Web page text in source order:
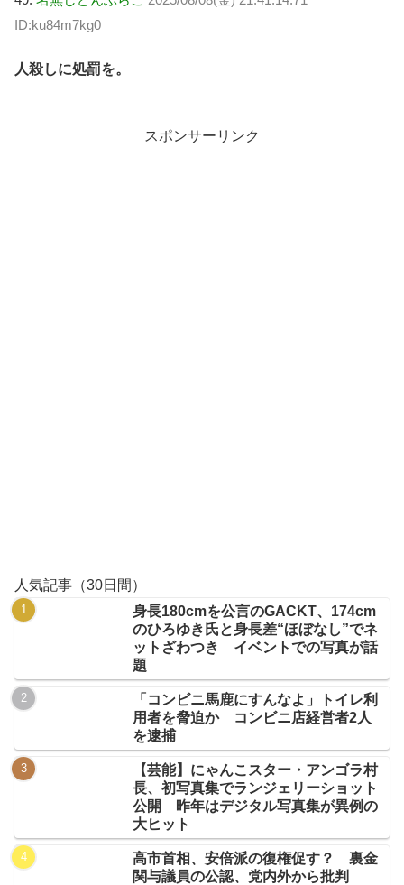
ID:ku84m7kg0
人殺しに処罰を。
スポンサーリンク
人気記事（30日間）
身長180cmを公言のGACKT、174cm
のひろゆき氏と身長差“ほぼなし”でネ
ットざわつき イベントでの写真が話
題
「コンビニ馬鹿にすんなよ」トイレ利
用者を脅迫か コンビニ店経営者2人
を逮捕
【芸能】にゃんこスター・アンゴラ村
長、初写真集でランジェリーショット
公開 昨年はデジタル写真集が異例の
大ヒット
高市首相、安倍派の復権促す？ 裏金
関与議員の公認、党内外から批判